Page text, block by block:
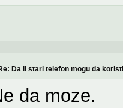
Da li stari telefon mogu da
da moze.